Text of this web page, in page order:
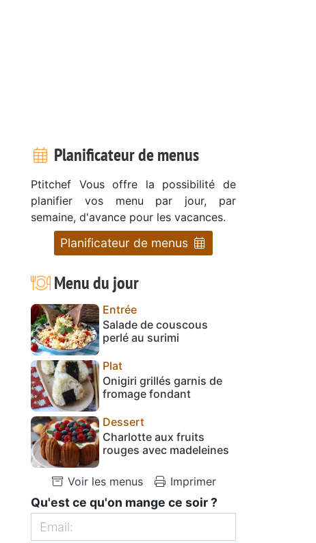
Planificateur de menus
Ptitchef Vous offre la possibilité de
planifier vos menu par jour, par
semaine, d'avance pour les vacances.
Planificateur de menus
Menu du jour
Entrée
Salade de couscous
perlé au surimi
Plat
Onigiri grillés garnis de
fromage fondant
Dessert
Charlotte aux fruits
rouges avec madeleines
Voir les menus Imprimer
Qu'est ce qu'on mange ce soir ?